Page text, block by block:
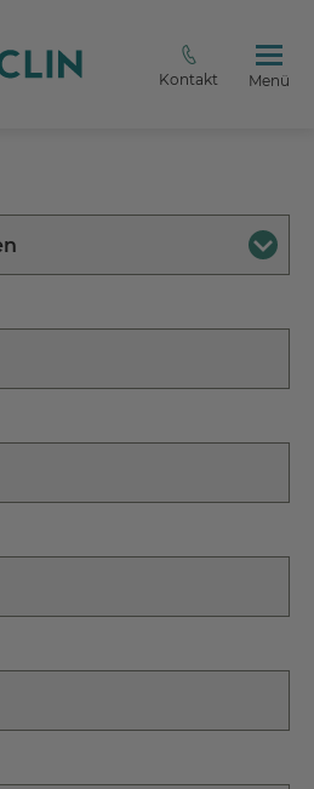
Kontakt Menü